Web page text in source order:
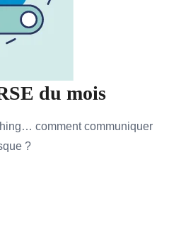
du mois
comment communiquer
?